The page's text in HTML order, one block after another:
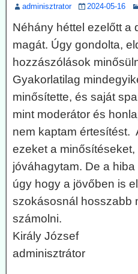
adminisztrator 2024-05-16
Néhány héttel ezelőtt a
magát. Úgy gondolta,
hozzászólások
Gyakorlatilag
minősítette, és saját
mint moderátor és
nem kaptam értesítést.
ezeket a
jóváhagytam. De a
úgy hogy a jövőben is
szokásosnál hosszabb
számolni.
Király József
adminisztrátor